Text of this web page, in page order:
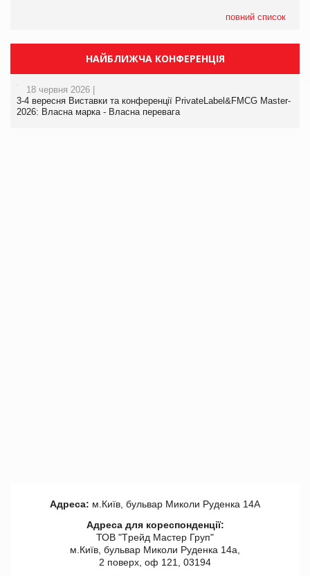
повний список
НАЙБЛИЖЧА КОНФЕРЕНЦІЯ
18 червня 2026 |
3-4 вересня Виставки та конференції PrivateLabel&FMCG Master-
2026: Власна марка - Власна перевага
Адреса: м.Київ, бульвар Миколи Руденка 14А
Адреса для кореспонденції:
ТОВ "Tрейд Мастер Груп"
м.Київ, бульвар Миколи Руденка 14а,
2 поверх, оф 121, 03194